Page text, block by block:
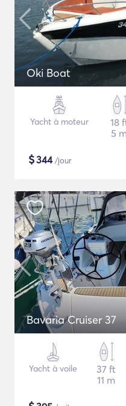
Oki Boat
Yacht à moteur
18
5 m
$344/jour
Bavaria Cruiser 37
Yacht à voile
37 ft
11 m